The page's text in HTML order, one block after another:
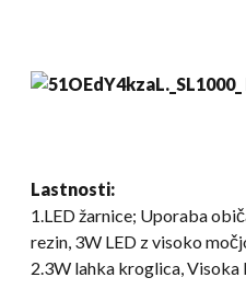
Lastnosti:
1.LED žarnice; Uporaba
rezin, 3W LED z visoko
2.3W lahka kroglica,